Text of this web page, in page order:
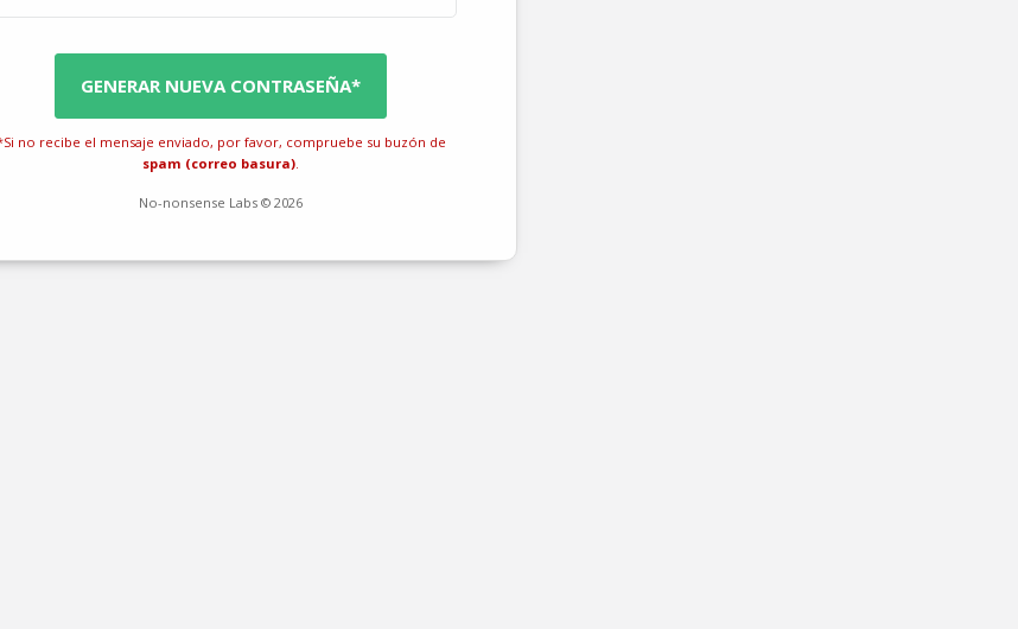
GENERAR NUEVA CONTRASEÑA*
no recibe el mensaje enviado, por favor, compruebe su buzón de
spam (correo basura)
No-nonsense Labs © 2026